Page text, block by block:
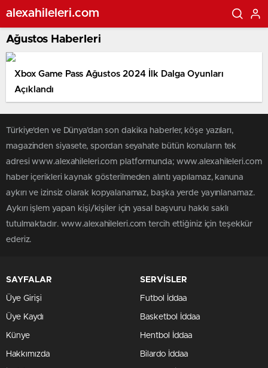
alexahileleri.com
Ağustos Haberleri
Xbox Game Pass Ağustos 2024 İlk Dalga Oyunları
Açıklandı
Türkiye'den ve Dünya’dan son dakika haberler, köşe yazıları,
magazinden siyasete, spordan seyahate bütün konuların tek
adresi www.alexahileleri.com platformunda; www.alexahileleri.com
haber içerikleri kaynak gösterilmeden alıntı yapılamaz, kanuna
aykırı ve izinsiz olarak kopyalanamaz, başka yerde yayınlanamaz.
Aykırı işlem yapan kişi/kişiler için yasal başvuru hakkı saklı
tutulmaktadır. www.alexahileleri.com tercih ettiğiniz için teşekkür
ederiz.
SAYFALAR
Üye Girişi
Üye Kaydı
Künye
Hakkımızda
SERVİSLER
Futbol İddaa
Basketbol İddaa
Hentbol İddaa
Bilardo İddaa